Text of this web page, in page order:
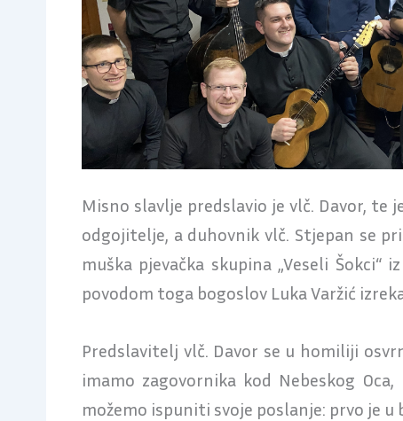
Misno slavlje predslavio je vlč. Davor, te
odgojitelje, a duhovnik vlč. Stjepan se
muška pjevačka skupina „Veseli
povodom toga bogoslov Luka Varžić
Predslavitelj vlč. Davor se u homiliji
imamo zagovornika kod Nebeskog
možemo ispuniti svoje poslanje: prvo je u